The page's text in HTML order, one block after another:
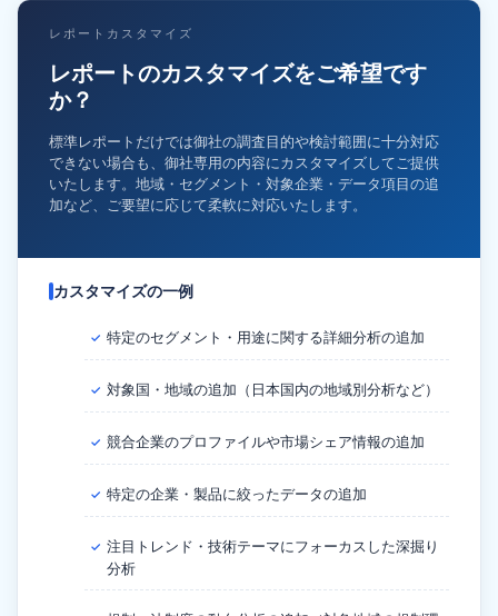
レポートカスタマイズ
レポートのカスタマイズをご希望です
か？
標準レポートだけでは御社の調査目的や検討範囲に十分対応
できない場合も、御社専用の内容にカスタマイズしてご提供
いたします。地域・セグメント・対象企業・データ項目の追
加など、ご要望に応じて柔軟に対応いたします。
カスタマイズの一例
✓ 特定のセグメント・用途に関する詳細分析の追加
✓ 対象国・地域の追加（日本国内の地域別分析など）
✓ 競合企業のプロファイルや市場シェア情報の追加
✓ 特定の企業・製品に絞ったデータの追加
✓ 注目トレンド・技術テーマにフォーカスした深掘り
分析